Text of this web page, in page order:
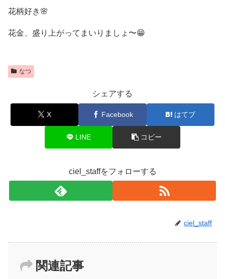
花柄好き🌸
花金、盛り上がってまいりましょ〜😁
なつ
シェアする
X Facebook はてブ
LINE コピー
ciel_staffをフォローする
ciel_staff
関連記事